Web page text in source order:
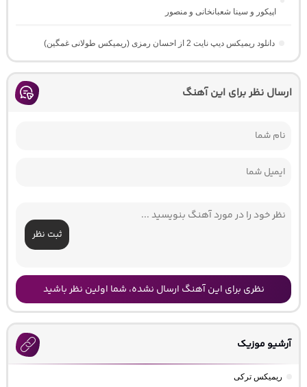
اپیکور و سینا شعبانخانی و منصور
دانلود ریمیکس دیپ نایت 2 از احسان رمزی (ریمیکس طولانی غمگین)
ارسال نظر برای این آهنگ
ثبت نظر
نظری برای این آهنگ ارسال نشده، شما اولین نظر باشید
آرشیو موزیک
ریمیکس ترکی